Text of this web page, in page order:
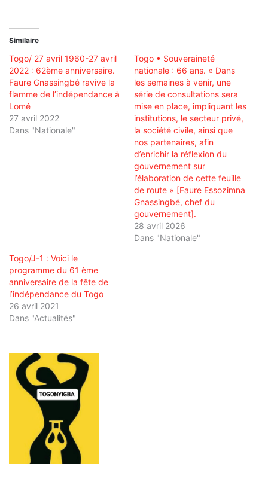
Similaire
Togo/ 27 avril 1960-27 avril
2022 : 62ème anniversaire.
Faure Gnassingbé ravive la
flamme de l’indépendance à
Lomé
27 avril 2022
Dans "Nationale"
Togo • Souveraineté
nationale : 66 ans. « Dans
les semaines à venir, une
série de consultations sera
mise en place, impliquant les
institutions, le secteur privé,
la société civile, ainsi que
nos partenaires, afin
d’enrichir la réflexion du
gouvernement sur
l’élaboration de cette feuille
de route » [Faure Essozimna
Gnassingbé, chef du
gouvernement].
28 avril 2026
Dans "Nationale"
Togo/J-1 : Voici le
programme du 61 ème
anniversaire de la fête de
l’indépendance du Togo
26 avril 2021
Dans "Actualités"